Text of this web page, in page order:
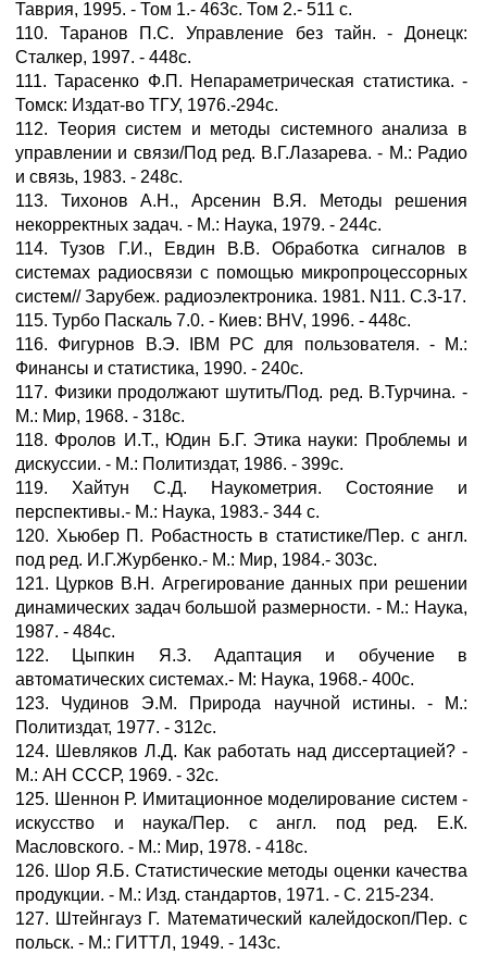
Таврия, 1995. - Том 1.- 463с. Том 2.- 511 с.
110. Таранов П.С. Управление без тайн. - Донецк:
Сталкер, 1997. - 448с.
111. Тарасенко Ф.П. Непараметрическая статистика. -
Томск: Издат-во ТГУ, 1976.-294с.
112. Теория систем и методы системного анализа в
управлении и связи/Под ред. В.Г.Лазарева. - М.: Радио
и связь, 1983. - 248с.
113. Тихонов А.Н., Арсенин В.Я. Методы решения
некорректных задач. - М.: Наука, 1979. - 244с.
114. Тузов Г.И., Евдин В.В. Обработка сигналов в
системах радиосвязи с помощью микропроцессорных
систем// Зарубеж. радиоэлектроника. 1981. N11. С.3-17.
115. Турбо Паскаль 7.0. - Киев: BHV, 1996. - 448с.
116. Фигурнов В.Э. IBM PC для пользователя. - М.:
Финансы и статистика, 1990. - 240с.
117. Физики продолжают шутить/Под. ред. В.Турчина. -
М.: Мир, 1968. - 318с.
118. Фролов И.Т., Юдин Б.Г. Этика науки: Проблемы и
дискуссии. - М.: Политиздат, 1986. - 399с.
119. Хайтун С.Д. Наукометрия. Состояние и
перспективы.- М.: Наука, 1983.- 344 с.
120. Хьюбер П. Робастность в статистике/Пер. с англ.
под ред. И.Г.Журбенко.- М.: Мир, 1984.- 303с.
121. Цурков В.Н. Агрегирование данных при решении
динамических задач большой размерности. - М.: Наука,
1987. - 484с.
122. Цыпкин Я.З. Адаптация и обучение в
автоматических системах.- М: Наука, 1968.- 400с.
123. Чудинов Э.М. Природа научной истины. - М.:
Политиздат, 1977. - 312с.
124. Шевляков Л.Д. Как работать над диссертацией? -
М.: АН СССР, 1969. - 32с.
125. Шеннон Р. Имитационное моделирование систем -
искусство и наука/Пер. с англ. под ред. Е.К.
Масловского. - М.: Мир, 1978. - 418с.
126. Шор Я.Б. Статистические методы оценки качества
продукции. - М.: Изд. стандартов, 1971. - С. 215-234.
127. Штейнгауз Г. Математический калейдоскоп/Пер. с
польск. - М.: ГИТТЛ, 1949. - 143с.